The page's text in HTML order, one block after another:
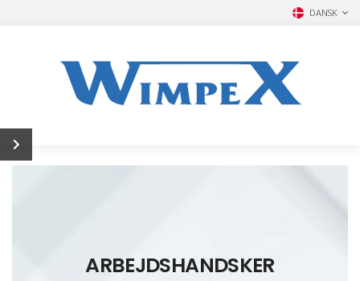
DANSK
ARBEJDSHANDSKER